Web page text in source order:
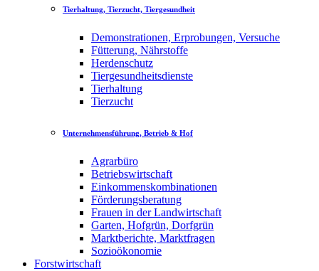
Tierhaltung, Tierzucht, Tiergesundheit
Demonstrationen, Erprobungen, Versuche
Fütterung, Nährstoffe
Herdenschutz
Tiergesundheitsdienste
Tierhaltung
Tierzucht
Unternehmensführung, Betrieb & Hof
Agrarbüro
Betriebswirtschaft
Einkommenskombinationen
Förderungsberatung
Frauen in der Landwirtschaft
Garten, Hofgrün, Dorfgrün
Marktberichte, Marktfragen
Sozioökonomie
Forstwirtschaft